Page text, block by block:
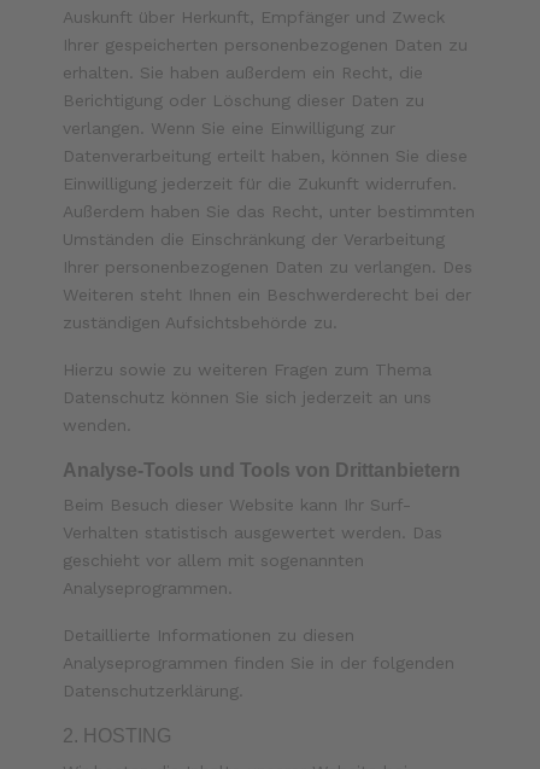
Auskunft über Herkunft, Empfänger und Zweck
Ihrer gespeicherten personenbezogenen Daten zu
erhalten. Sie haben außerdem ein Recht, die
Berichtigung oder Löschung dieser Daten zu
verlangen. Wenn Sie eine Einwilligung zur
Datenverarbeitung erteilt haben, können Sie diese
Einwilligung jederzeit für die Zukunft widerrufen.
Außerdem haben Sie das Recht, unter bestimmten
Umständen die Einschränkung der Verarbeitung
Ihrer personenbezogenen Daten zu verlangen. Des
Weiteren steht Ihnen ein Beschwerderecht bei der
zuständigen Aufsichtsbehörde zu.
Hierzu sowie zu weiteren Fragen zum Thema
Datenschutz können Sie sich jederzeit an uns
wenden.
Analyse-Tools und Tools von Dritt­anbietern
Beim Besuch dieser Website kann Ihr Surf-
Verhalten statistisch ausgewertet werden. Das
geschieht vor allem mit sogenannten
Analyseprogrammen.
Detaillierte Informationen zu diesen
Analyseprogrammen finden Sie in der folgenden
Datenschutzerklärung.
2. HOSTING